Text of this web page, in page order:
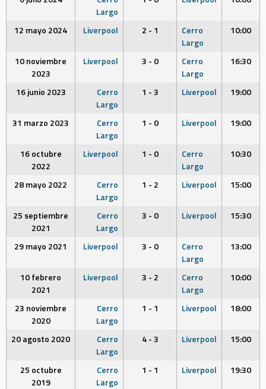
Largo
12 mayo 2024 Liverpool 2 - 1
Cerro
Largo
10:00
10 noviembre
2023
Liverpool 3 - 0
Cerro
Largo
16:30
16 junio 2023
Cerro
Largo
1 - 3 Liverpool 19:00
31 marzo 2023
Cerro
Largo
1 - 0 Liverpool 19:00
16 octubre
2022
Liverpool 1 - 0
Cerro
Largo
10:30
28 mayo 2022
Cerro
Largo
1 - 2 Liverpool 15:00
25 septiembre
2021
Cerro
Largo
3 - 0 Liverpool 15:30
29 mayo 2021 Liverpool 3 - 0
Cerro
Largo
13:00
10 febrero
2021
Liverpool 3 - 2
Cerro
Largo
10:00
23 noviembre
2020
Cerro
Largo
1 - 1 Liverpool 18:00
20 agosto 2020
Cerro
Largo
4 - 3 Liverpool 15:00
25 octubre
2019
Cerro
Largo
1 - 1 Liverpool 19:30